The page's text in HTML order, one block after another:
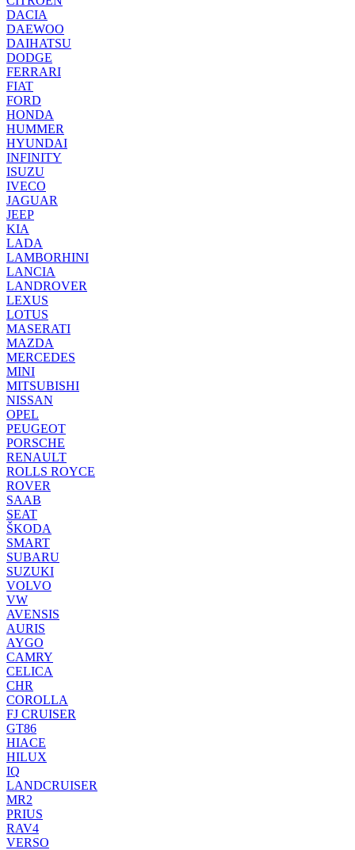
DACIA
DAEWOO
DAIHATSU
DODGE
FERRARI
FIAT
FORD
HONDA
HUMMER
HYUNDAI
INFINITY
ISUZU
IVECO
JAGUAR
JEEP
KIA
LADA
LAMBORHINI
LANCIA
LANDROVER
LEXUS
LOTUS
MASERATI
MAZDA
MERCEDES
MINI
MITSUBISHI
NISSAN
OPEL
PEUGEOT
PORSCHE
RENAULT
ROLLS ROYCE
ROVER
SAAB
SEAT
ŠKODA
SMART
SUBARU
SUZUKI
VOLVO
VW
AVENSIS
AURIS
AYGO
CAMRY
CELICA
CHR
COROLLA
FJ CRUISER
GT86
HIACE
HILUX
IQ
LANDCRUISER
MR2
PRIUS
RAV4
VERSO